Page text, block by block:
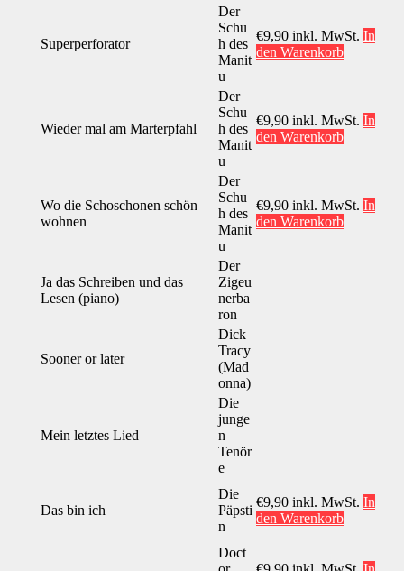
Superperforator
Der
Schu
h des
Manit
u
€9,90 inkl. MwSt. In
den Warenkorb
Wieder mal am Marterpfahl
Der
Schu
h des
Manit
u
€9,90 inkl. MwSt. In
den Warenkorb
Wo die Schoschonen schön
wohnen
Der
Schu
h des
Manit
u
€9,90 inkl. MwSt. In
den Warenkorb
Ja das Schreiben und das
Lesen (piano)
Der
Zigeu
nerba
ron
Sooner or later
Dick
Tracy
(Mad
onna)
Mein letztes Lied
Die
junge
n
Tenör
e
Das bin ich
Die
Päpsti
n
€9,90 inkl. MwSt. In
den Warenkorb
Doct